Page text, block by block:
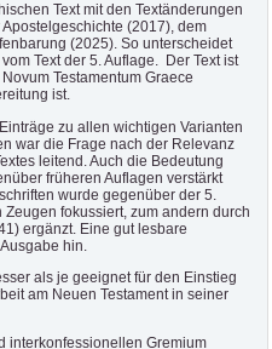
Text mit den Textänderungen
(2017), dem
(2025). So unterscheidet
Text der 5. Auflage. Der Text ist
Testamentum Graece
ist.
zu allen wichtigen Varianten
war die Frage nach der Relevanz
leitend. Auch die Bedeutung
früheren Auflagen verstärkt
wurde gegenüber der 5.
fokussiert, zum andern durch
ergänzt. Eine gut lesbare
hin.
als je geeignet für den Einstieg
am Neuen Testament in seiner
interkonfessionellen Gremium